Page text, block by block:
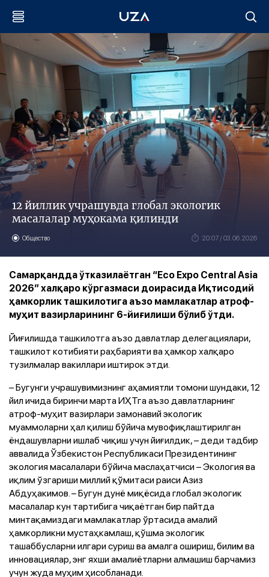
12 йиллик учрашувда глобал экологик
масалалар муҳокама қилинди
Общество 20:07 / 03.06.2026
Самарқандда ўтказилаётган “Eco Expo Central Asia
2026” халқаро кўргазмаси доирасида Иқтисодий
ҳамкорлик ташкилотига аъзо мамлакатлар атроф-
муҳит вазирларининг 6-йиғилиши бўлиб ўтди.
Йиғилишда ташкилотга аъзо давлатлар делегациялари,
ташкилот котибияти раҳбарияти ва ҳамкор халқаро
тузилмалар вакиллари иштирок этди.
– Бугунги учрашувимизнинг аҳамиятли томони шундаки, 12
йил ичида биринчи марта ИҲТга аъзо давлатларнинг
атроф-муҳит вазирлари замонавий экологик
муаммоларни ҳал қилиш бўйича мувофиқлаштирилган
ёндашувларни ишлаб чиқиш учун йиғилдик, – деди тадбир
аввалида Ўзбекистон Республикаси Президентининг
экология масалалари бўйича маслаҳатчиси – Экология ва
иқлим ўзгариши миллий қўмитаси раиси Азиз
Абдуҳакимов. – Бугун дунё миқёсида глобал экологик
масалалар кун тартибига чиқаётган бир пайтда
минтақамиздаги мамлакатлар ўртасида амалий
ҳамкорликни мустаҳкамлаш, қўшма экологик
ташаббусларни илгари суриш ва амалга ошириш, билим ва
инновациялар, энг яхши амалиётларни алмашиш барчамиз
учун жуда муҳим ҳисобланади.